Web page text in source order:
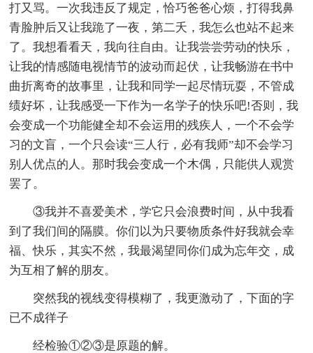
打又骂。一次我违反了规定，恰巧爸爸心烦，打得我鼻
青脸肿后又让我跪了一夜，第二夭，我怎么也站不起来
了。我想看看天，我向往自由。让我尝尝劳动的快乐，
让我的情感随电视情节的波动而起伏，让我畅游在书中
曲折离奇的故事里，让我和同学一起尽情玩耍，不管成
绩好坏，让我感受一下作为一名学子的快乐吧!否则，我
会变成一个功能健全却不会运用的残疾人，一个不会学
习的文盲，一个只会读“三人行，必有我师”却不会学习
别人优点的人。那时我会变成一个木偶，只能供人观赏
罢了。
③我并不喜爱美术，学它只会浪费时间，从中我看
到了我们间的隔膜。你们以为只要物质条件好我就会幸
福、快乐，其实不然，我最渴望同你们成为忘年交，成
为互相了解的朋友。
突然我的视线变得模糊了，我更激动了，下面的字
已不成徉子
经检验①②③是原题的解。